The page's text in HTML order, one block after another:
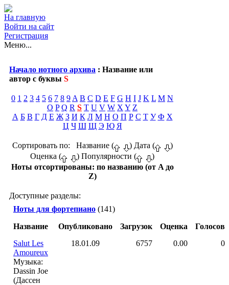
На главную
Войти на сайт
Регистрация
Меню...
Начало нотного архива : Название или
автор с буквы S
0 1 2 3 4 5 6 7 8 9 A B C D E F G H I J K L M N
O P Q R S T U V W X Y Z
А Б В Г Д Е Ж З И К Л М Н О П Р С Т У Ф Х
Ц Ч Ш Щ Э Ю Я
Сортировать по: Название ( ) Дата (
)
Оценка (
) Популярности (
)
Ноты отсортированы: по названию (от A до
Z)
Доступные разделы:
Ноты для фортепиано (141)
Название
Опубликовано Загрузок Оценка
Голосов
Salut Les
Amoureux
Музыка:
Dassin Joe
(Дассен
18.01.09 6757 0.00 0